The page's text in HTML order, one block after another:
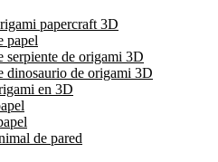
papercraft 3D
papel
serpiente de origami 3D
dinosaurio de origami 3D
en 3D
de pared